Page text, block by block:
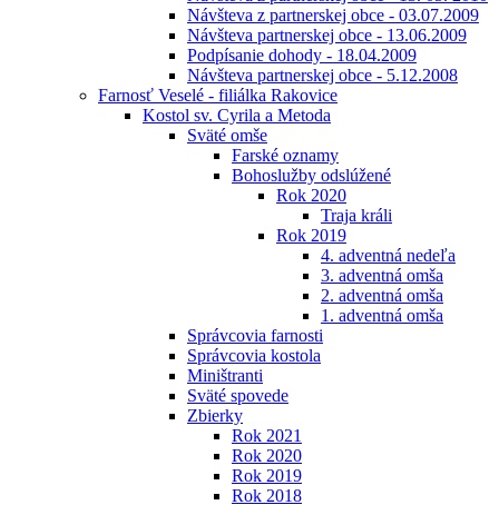
Návšteva z partnerskej obce - 03.07.2009
Návšteva partnerskej obce - 13.06.2009
Podpísanie dohody - 18.04.2009
Návšteva partnerskej obce - 5.12.2008
Farnosť Veselé - filiálka Rakovice
Kostol sv. Cyrila a Metoda
Sväté omše
Farské oznamy
Bohoslužby odslúžené
Rok 2020
Traja králi
Rok 2019
4. adventná nedeľa
3. adventná omša
2. adventná omša
1. adventná omša
Správcovia farnosti
Správcovia kostola
Miništranti
Sväté spovede
Zbierky
Rok 2021
Rok 2020
Rok 2019
Rok 2018